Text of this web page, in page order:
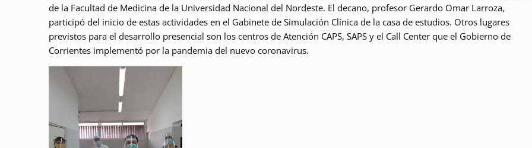
de la Facultad de Medicina de la Universidad Nacional del Nordeste. El decano, profesor Gerardo Omar Larroza,
participó del inicio de estas actividades en el Gabinete de Simulación Clínica de la casa de estudios. Otros lugares
previstos para el desarrollo presencial son los centros de Atención CAPS, SAPS y el Call Center que el Gobierno de
Corrientes implementó por la pandemia del nuevo coronavirus.